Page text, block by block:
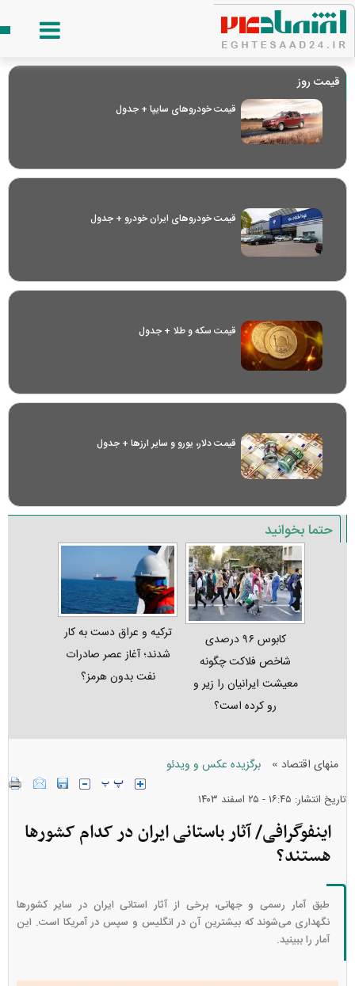
قیمت روز
قیمت خودرو‌های سایپا + جدول
قیمت خودرو‌های ایران خودرو + جدول
قیمت سکه و طلا + جدول
قیمت دلار، یورو و سایر ارز‌ها + جدول
حتما بخوانید
کابوس ۹۶ درصدی
شاخص فلاکت چگونه
معیشت ایرانیان را زیر و
رو کرده است؟
ترکیه و عراق دست به کار
شدند؛ آغاز عصر صادرات
نفت بدون هرمز؟
منهای اقتصاد » برگزیده عکس و ویدئو
تاریخ انتشار: ۱۶:۴۵ - ۲۵ اسفند ۱۴۰۳
اینفوگرافی/ آثار باستانی ایران در کدام کشور‌ها
هستند؟
طبق آمار رسمی و جهانی، برخی از آثار استانی ایران در سایر کشور‌ها
نگهداری می‌شوند که بیشترین آن در انگلیس و سپس در آمریکا است. این
آمار را ببینید.